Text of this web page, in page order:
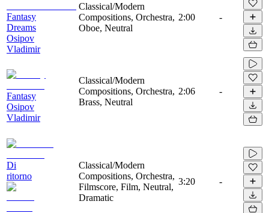
Fantasy
Dreams
Osipov
Vladimir
Classical/Modern
Compositions, Orchestra,
Oboe, Neutral
2:00 -
Fantasy
Osipov
Vladimir
Classical/Modern
Compositions, Orchestra,
Brass, Neutral
2:06 -
Di
ritorno
Classical/Modern
Compositions, Orchestra,
Filmscore, Film, Neutral,
Dramatic
3:20 -